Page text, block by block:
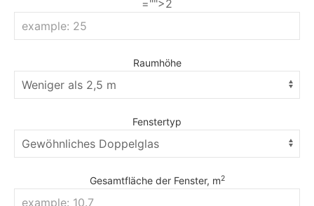
="">2
Raumhöhe
Fenstertyp
Gesamtfläche der Fenster, m2